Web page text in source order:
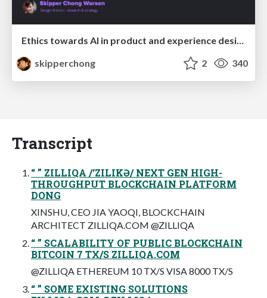
skipperchong
2 340
Transcript
“ ” ZILLIQA /‘ZILIKƏ/ NEXT GEN HIGH-
THROUGHPUT BLOCKCHAIN PLATFORM
DONG
XINSHU, CEO JIA YAOQI, BLOCKCHAIN
ARCHITECT ZILLIQA.COM @ZILLIQA
“ ” SCALABILITY OF PUBLIC BLOCKCHAIN
BITCOIN 7 TX/S ZILLIQA.COM
@ZILLIQA ETHEREUM 10 TX/S VISA 8000 TX/S
“ ” SOME EXISTING SOLUTIONS